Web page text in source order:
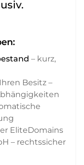
– kurz,
Besitz –
EliteDomains
– rechtssicher